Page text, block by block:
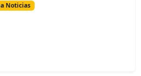
Noticias